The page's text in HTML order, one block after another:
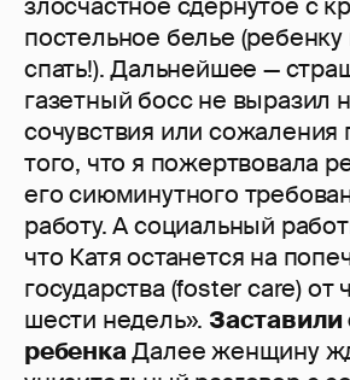
злосчастное сдернутое с
постельное белье
спать!). Дальнейшее —
газетный босс не выразил
сочувствия или сожаления
того, что я пожертвовала
его сиюминутного
работу. А социальный
что Катя останется на
государства (foster care) от
шести недель». Заставили
ребенкаДалее женщину